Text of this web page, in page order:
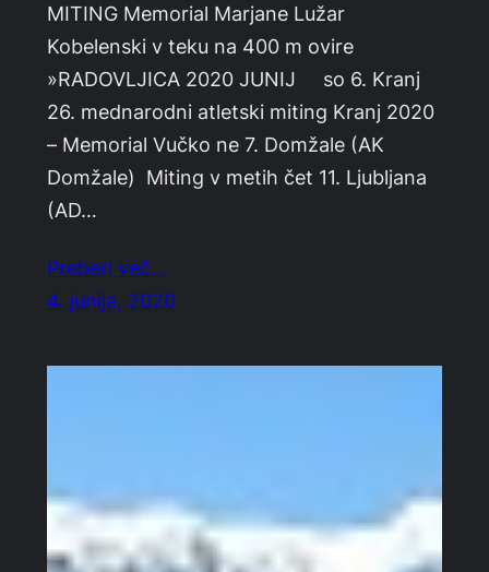
MITING Memorial Marjane Lužar
Kobelenski v teku na 400 m ovire
»RADOVLJICA 2020 JUNIJ so 6. Kranj
26. mednarodni atletski miting Kranj 2020
– Memorial Vučko ne 7. Domžale (AK
Domžale) Miting v metih čet 11. Ljubljana
(AD…
Preberi več…
4. junija, 2020